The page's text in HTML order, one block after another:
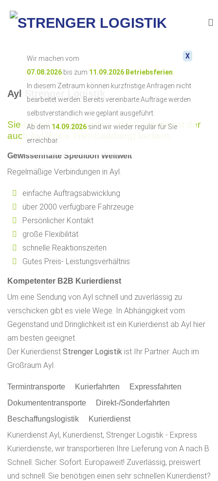
Wir machen vom
07.08.2026bis zum 11.09.2026 Betriebsferien
In diesem Zeitraum können kurzfristige Anfragen nicht
bearbeitet werden. Bereits vereinbarte Aufträge werden
selbstverständlich wie geplant ausgeführt.
Ab dem 14.09.2026sind wir wieder regulär für Sie
erreichbar.
X
Ayl Strenger Logistik
Sie haben uns gefunden - der Kurierdienst der
auch Ayl (Kreis Trier-Saarburg) bedient.
Gewissenhafte Spedition Weltweit
Regelmäßige Verbindungen in Ayl.
einfache Auftragsabwicklung
über 2000 verfügbare Fahrzeuge
Persönlicher Kontakt
große Flexibilität
schnelle Reaktionszeiten
Gutes Preis- Leistungsverhältnis
Kompetenter B2B Kurierdienst
Um eine Sendung von Ayl schnell und zuverlässig zu
verschicken gibt es viele Wege. In Abhängigkeit vom
Gegenstand und Dringlichkeit ist ein Kurierdienst ab Ayl hier
am besten geeignet.
Der Kurierdienst Strenger Logistik ist Ihr Partner. Auch im
Großraum Ayl.
Termintransporte Kurierfahrten
Expressfahrten
Dokumententransporte
Direkt-/Sonderfahrten
Beschaffungslogistik
Kurierdienst
Kurierdienst Ayl, Kurierdienst, Strenger Logistik - Express
Kurierdienste, wir transportieren Ihre Lieferung von A nach B.
Schnell. Sicher. Sofort. Europaweit! Zuverlässig, preiswert
und schnell. Sie benötigen einen sehr schnellen Kurierdienst?